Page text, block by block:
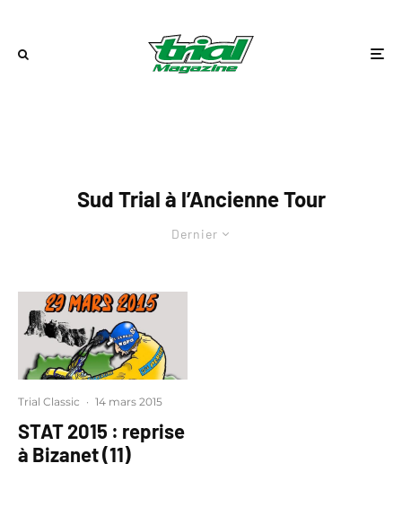
Sud Trial à l’Ancienne Tour
Dernier
Trial Classic · 14 mars 2015
STAT 2015 : reprise
à Bizanet (11)